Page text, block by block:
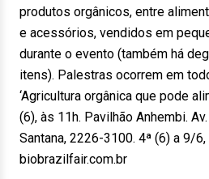
produtos orgânicos, entre
e acessórios, vendidos em
durante o evento (também há
itens). Palestras ocorrem em
‘Agricultura orgânica que pode
(6), às 11h. Pavilhão Anhembi.
Santana, 2226-3100. 4ª (6) a 9/
biobrazilfair.com.br